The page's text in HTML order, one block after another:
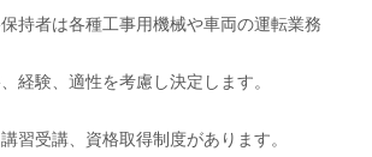
持者は各種工事用機械や車両の運転業務
経験、適性を考慮し決定します。
習受講、資格取得制度があります。